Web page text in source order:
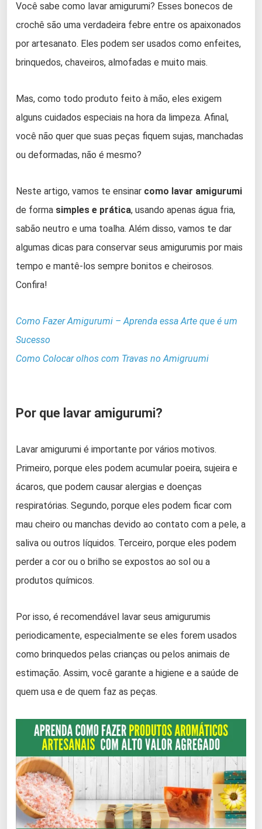
Você sabe como lavar amigurumi? Esses bonecos de
crochê são uma verdadeira febre entre os apaixonados
por artesanato. Eles podem ser usados como enfeites,
brinquedos, chaveiros, almofadas e muito mais.
Mas, como todo produto feito à mão, eles exigem
alguns cuidados especiais na hora da limpeza. Afinal,
você não quer que suas peças fiquem sujas, manchadas
ou deformadas, não é mesmo?
Neste artigo, vamos te ensinar como lavar amigurumi
de forma simples e prática, usando apenas água fria,
sabão neutro e uma toalha. Além disso, vamos te dar
algumas dicas para conservar seus amigurumis por mais
tempo e mantê-los sempre bonitos e cheirosos.
Confira!
Como Fazer Amigurumi – Aprenda essa Arte que é um
Sucesso
Como Colocar olhos com Travas no Amigruumi
Por que lavar amigurumi?
Lavar amigurumi é importante por vários motivos.
Primeiro, porque eles podem acumular poeira, sujeira e
ácaros, que podem causar alergias e doenças
respiratórias. Segundo, porque eles podem ficar com
mau cheiro ou manchas devido ao contato com a pele, a
saliva ou outros líquidos. Terceiro, porque eles podem
perder a cor ou o brilho se expostos ao sol ou a
produtos químicos.
Por isso, é recomendável lavar seus amigurumis
periodicamente, especialmente se eles forem usados
como brinquedos pelas crianças ou pelos animais de
estimação. Assim, você garante a higiene e a saúde de
quem usa e de quem faz as peças.